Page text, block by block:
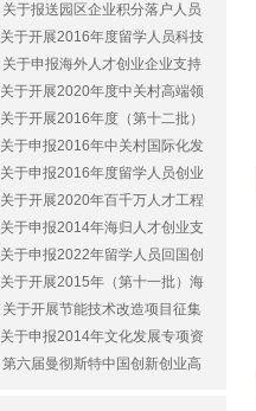
关于报送园区企业积分落户人员
关于开展2016年度留学人员科技
关于申报海外人才创业企业支持
关于开展2020年度中关村高端领
关于开展2016年度（第十二批）
关于申报2016年中关村国际化发
关于申报2016年度留学人员创业
关于开展2020年百千万人才工程
关于申报2014年海归人才创业支
关于申报2022年留学人员回国创
关于开展2015年（第十一批）海
关于开展节能技术改造项目征集
关于申报2014年文化发展专项资
第六届曼彻斯特中国创新创业高